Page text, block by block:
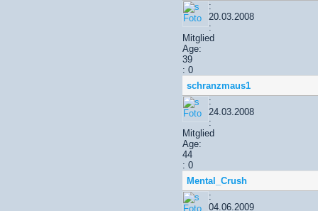
:
20.03.2008
:
Mitglied
Age:
39
: 0
schranzmaus1
:
24.03.2008
:
Mitglied
Age:
44
: 0
Mental_Crush
:
04.06.2009